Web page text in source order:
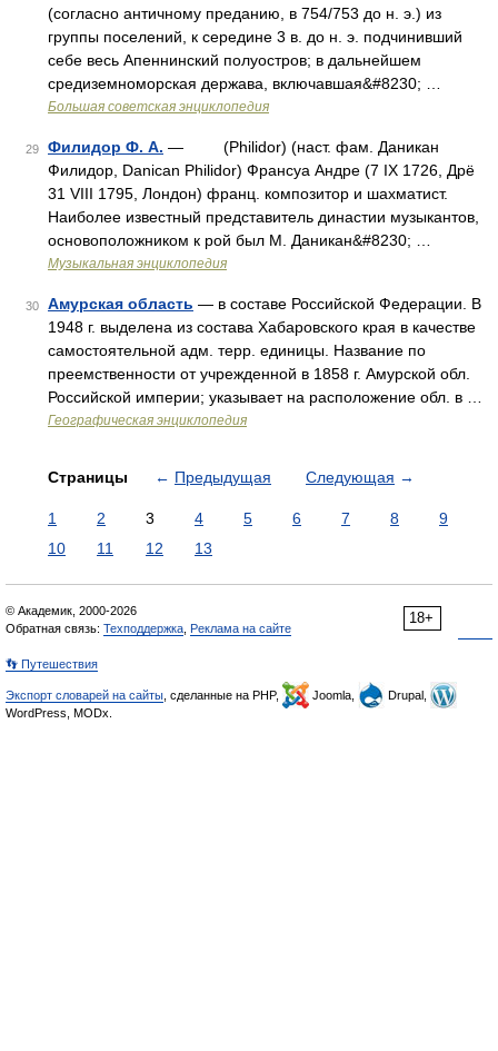
(согласно античному преданию, в 754/753 до н. э.) из
группы поселений, к середине 3 в. до н. э. подчинивший
себе весь Апеннинский полуостров; в дальнейшем
средиземноморская держава, включавшая&#8230; …
Большая советская энциклопедия
29 Филидор Ф. А. — (Philidor) (наст. фам. Даникан
Филидор, Danican Philidor) Франсуа Андре (7 IX 1726, Дрё
31 VIII 1795, Лондон) франц. композитор и шахматист.
Наиболее известный представитель династии музыкантов,
основоположником к рой был М. Даникан&#8230; …
Музыкальная энциклопедия
30 Амурская область — в составе Российской Федерации. В
1948 г. выделена из состава Хабаровского края в качестве
самостоятельной адм. терр. единицы. Название по
преемственности от учрежденной в 1858 г. Амурской обл.
Российской империи; указывает на расположение обл. в …
Географическая энциклопедия
Страницы ← Предыдущая Следующая →
1 2 3 4 5 6 7 8
9
10
11 12 13
18+
© Академик, 2000-2026
Обратная связь: Техподдержка Реклама на сайте
👣 Путешествия
Экспорт словарей на сайты , сделанные на PHP, Joomla,
Drupal,
WordPress, MODx.